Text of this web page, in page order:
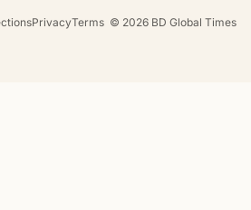
PrivacyTerms © 2026 BD Global Times